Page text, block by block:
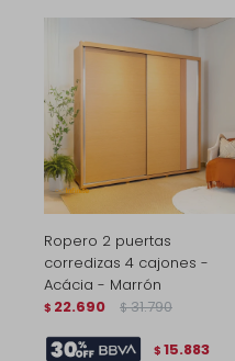
Ropero 2 puertas
corredizas 4 cajones -
Acácia - Marrón
$ 22.690 $ 31.790
$ 15.883